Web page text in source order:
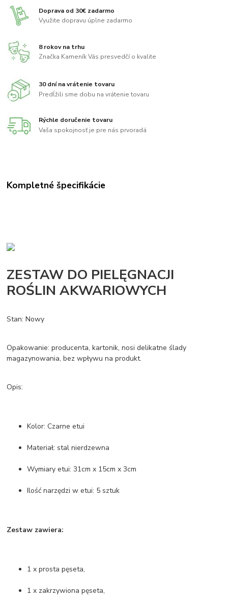
Doprava od 30€ zadarmo
Využite dopravu úplne zadarmo
8 rokov na trhu
Značka Kameník Vás presvedčí o kvalite
30 dní na vrátenie tovaru
Predĺžili sme dobu na vrátenie tovaru
Rýchle doručenie tovaru
Vaša spokojnosť je pre nás prvoradá
Kompletné špecifikácie
ZESTAW DO PIELĘGNACJI
ROŚLIN AKWARIOWYCH
Stan: Nowy
Opakowanie: producenta, kartonik, nosi delikatne ślady
magazynowania, bez wpływu na produkt.
Opis:
Kolor: Czarne etui
Materiał: stal nierdzewna
Wymiary etui: 31cm x 15cm x 3cm
Ilość narzędzi w etui: 5 sztuk
Zestaw zawiera:
1 x prosta pęseta,
1 x zakrzywiona pęseta,